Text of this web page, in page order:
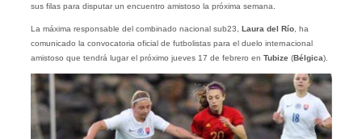
sus filas para disputar un encuentro amistoso la próxima semana.
La máxima responsable del combinado nacional sub23, Laura del Río, ha
comunicado la convocatoria oficial de futbolistas para el duelo internacional
amistoso que tendrá lugar el próximo jueves 17 de febrero en Tubize (Bélgica).